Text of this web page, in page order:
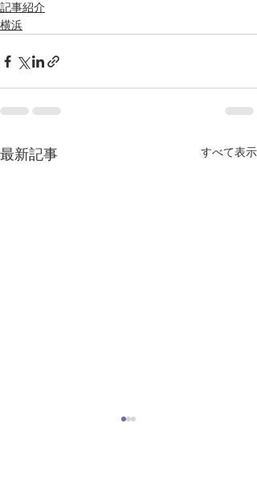
記事紹介
横浜
最新記事 すべて表示